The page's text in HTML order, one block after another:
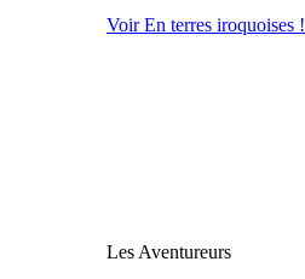
Voir En terres iroquoises !
Les Aventureurs